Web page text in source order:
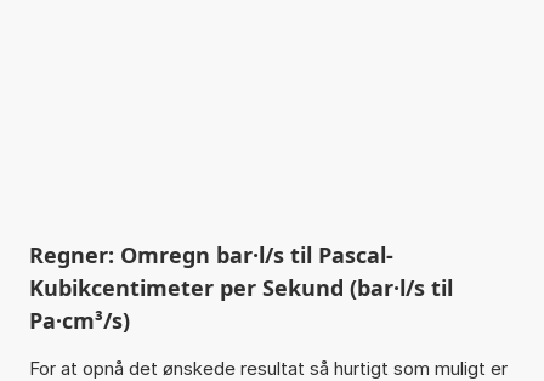
Regner: Omregn bar·l/s til Pascal-
Kubikcentimeter per Sekund (bar·l/s til
Pa·cm³/s)
For at opnå det ønskede resultat så hurtigt som muligt er